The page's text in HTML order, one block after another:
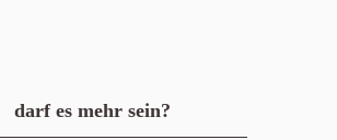
darf es mehr sein?